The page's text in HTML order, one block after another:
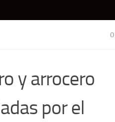
0
y arrocero
por el